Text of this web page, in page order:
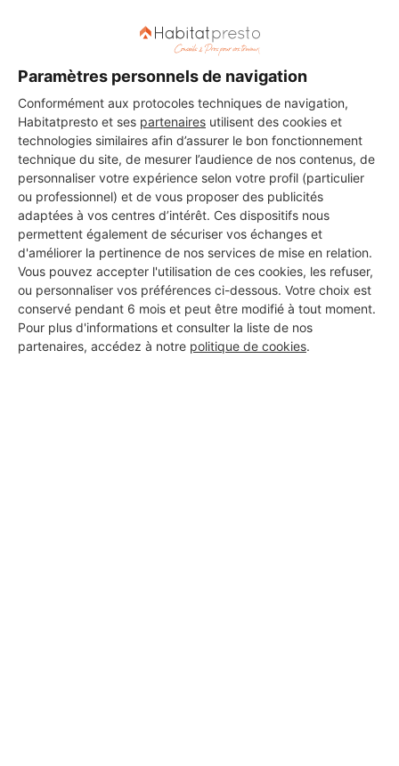
Paramètres personnels de navigation
Conformément aux protocoles techniques de navigation,
Habitatpresto et ses partenaires utilisent des cookies et
technologies similaires afin d’assurer le bon fonctionnement
technique du site, de mesurer l’audience de nos contenus, de
personnaliser votre expérience selon votre profil (particulier
ou professionnel) et de vous proposer des publicités
adaptées à vos centres d’intérêt. Ces dispositifs nous
permettent également de sécuriser vos échanges et
d'améliorer la pertinence de nos services de mise en relation.
Vous pouvez accepter l'utilisation de ces cookies, les refuser,
ou personnaliser vos préférences ci-dessous. Votre choix est
conservé pendant 6 mois et peut être modifié à tout moment.
Pour plus d'informations et consulter la liste de nos
partenaires, accédez à notre politique de cookies.
Les 3 autres Menuisiers pour
vos travaux à Ussel
ETS RAIA MICHAEL PC
Ussel
37 ans d'expérience
Voir sa fiche